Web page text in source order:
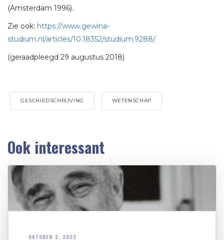
(Amsterdam 1996).
Zie ook: https://www.gewina-
studium.nl/articles/10.18352/studium.9288/
(geraadpleegd 29 augustus 2018)
GESCHIEDSCHRIJVING WETENSCHAP
Ook interessant
OKTOBER 2, 2022